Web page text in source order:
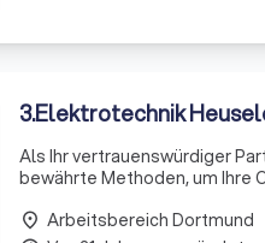
3.Elektrotechnik
Als Ihr vertrauenswürdiger
bewährte Methoden, um Ihre
place Arbeitsbereich Dortmund